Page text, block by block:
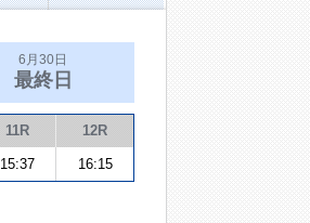
6月30日
最終日
11R 12R
15:37 16:15